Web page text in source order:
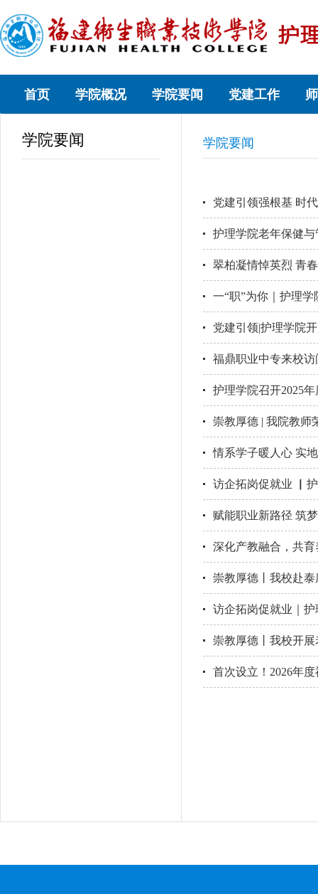
首页 学院概况 学院要闻 党建工作
学院要闻 学院要闻
党建引领强根基 时
护理学院老年保健
翠柏凝情悼英烈 青
一“职”为你｜护理
党建引领|护理学院
福鼎职业中专来校访
护理学院召开2025
崇教厚德 | 我院教师
情系学子暖人心 实
访企拓岗促就业 ▏
赋能职业新路径 筑
深化产教融合，共
崇教厚德丨我校赴
访企拓岗促就业｜
崇教厚德丨我校开
首次设立！2026年